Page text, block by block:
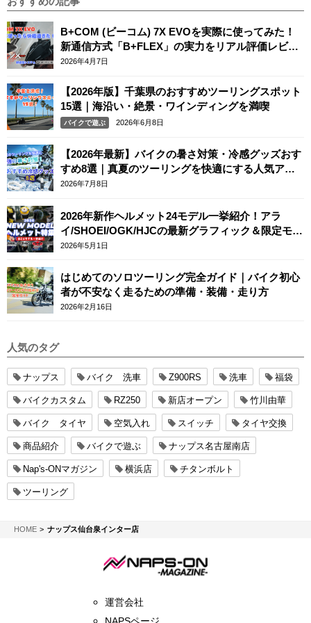
B+COM (ビーコム) 7X EVOを実際に使ってみた！
新通信方式「B+FLEX」の実力をリアル評価レビュ
ー
2026年4月7日
【2026年版】千葉県のおすすめツーリングスポット
15選｜海沿い・絶景・ワインディングを満喫
バイクで遊ぶ 2026年6月8日
【2026年最新】バイクの暑さ対策・冷感グッズおす
すめ8選｜真夏のツーリングを快適にする人気アイ
テム
2026年7月8日
2026年新作ヘルメット24モデル一挙紹介！アラ
イ/SHOEI/OGK/HJCの最新グラフィック＆限定モデ
ルまとめ
2026年5月1日
はじめてのソロツーリング完全ガイド｜バイク初心
者が不安なく走るための準備・装備・走り方
2026年2月16日
人気のタグ
ナップス バイク 洗車 Z900RS 洗車 福袋
バイクカスタム RZ250 新店オープン 竹川由華
バイク タイヤ 空気入れ スイッチ タイヤ交換
商品紹介 バイクで遊ぶ ナップス名古屋南店
Nap's-ONマガジン 横浜店 チタンボルト
ツーリング
HOMENAPS-ON マガジン
ナップス仙台泉インター店
運営会社
NAPSページ